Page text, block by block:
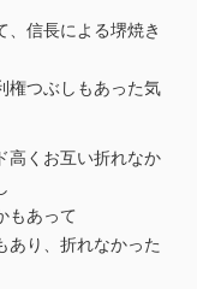
、信長による堺焼き
権つぶしもあった気
高くお互い折れなか
もあって
あり、折れなかった